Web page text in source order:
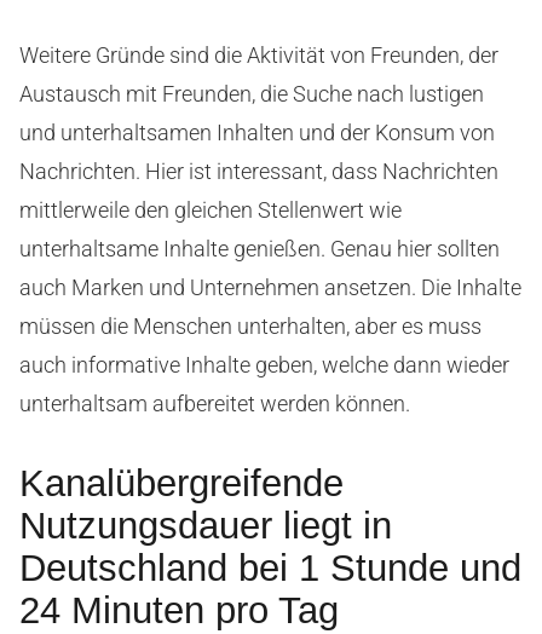
Weitere Gründe sind die Aktivität von Freunden, der
Austausch mit Freunden, die Suche nach lustigen
und unterhaltsamen Inhalten und der Konsum von
Nachrichten. Hier ist interessant, dass Nachrichten
mittlerweile den gleichen Stellenwert wie
unterhaltsame Inhalte genießen. Genau hier sollten
auch Marken und Unternehmen ansetzen. Die Inhalte
müssen die Menschen unterhalten, aber es muss
auch informative Inhalte geben, welche dann wieder
unterhaltsam aufbereitet werden können.
Kanalübergreifende
Nutzungsdauer liegt in
Deutschland bei 1 Stunde und
24 Minuten pro Tag